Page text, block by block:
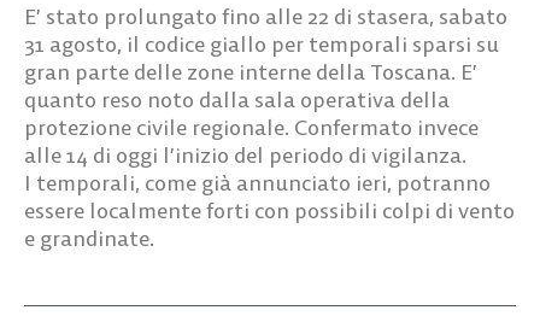
E’ stato prolungato fino alle 22 di stasera, sabato
31 agosto, il codice giallo per temporali sparsi su
gran parte delle zone interne della Toscana. E’
quanto reso noto dalla sala operativa della
protezione civile regionale. Confermato invece
alle 14 di oggi l’inizio del periodo di vigilanza.
I temporali, come già annunciato ieri, potranno
essere localmente forti con possibili colpi di vento
e grandinate.